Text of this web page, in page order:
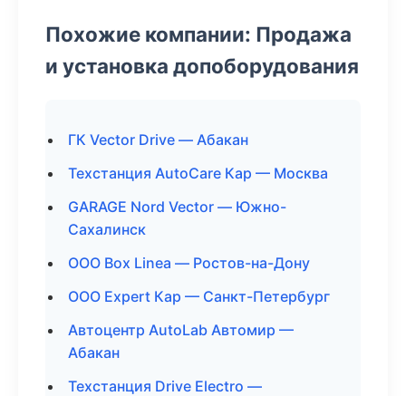
Похожие компании: Продажа
и установка допоборудования
ГК Vector Drive — Абакан
Техстанция AutoCare Кар — Москва
GARAGE Nord Vector — Южно-
Сахалинск
ООО Box Linea — Ростов-на-Дону
ООО Expert Кар — Санкт-Петербург
Автоцентр AutoLab Автомир —
Абакан
Техстанция Drive Electro —